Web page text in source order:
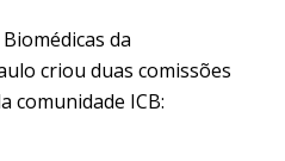
da
criou duas comissões
comunidade ICB: